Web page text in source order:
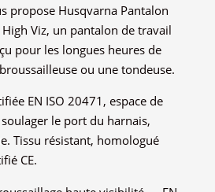
propose Husqvarna Pantalon
Viz, un pantalon de travail
pour les longues heures de
ou une tondeuse.
EN ISO 20471, espace de
le port du harnais,
Tissu résistant, homologué
CE.